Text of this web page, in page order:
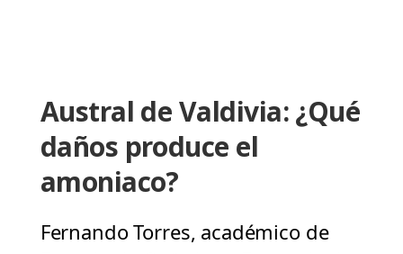
Austral de Valdivia: ¿Qué
daños produce el
amoniaco?
Fernando Torres, académico de